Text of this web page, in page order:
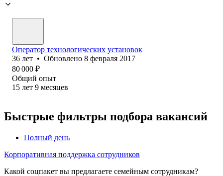
Оператор технологических установок
36 лет • Обновлено 8 февраля 2017
80 000 ₽
Общий опыт
15 лет 9 месяцев
Быстрые фильтры подбора вакансий
Полный день
Корпоративная поддержка сотрудников
Какой соцпакет вы предлагаете семейным сотрудникам?